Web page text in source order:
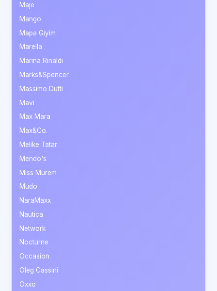
Maje
Mango
Mapa Giyim
Marella
Marina Rinaldi
Marks&Spencer
Massimo Dutti
Mavi
Max Mara
Max&Co.
Melike Tatar
Mendo's
Miss Murem
Mudo
NaraMaxx
Nautica
Network
Nocturne
Occasion
Oleg Cassini
Oxxo